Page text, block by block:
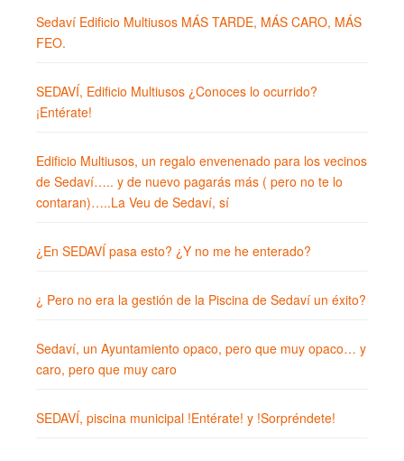
Sedaví Edificio Multiusos MÁS TARDE, MÁS CARO, MÁS
FEO.
SEDAVÍ, Edificio Multiusos ¿Conoces lo ocurrido?
¡Entérate!
Edificio Multiusos, un regalo envenenado para los vecinos
de Sedaví….. y de nuevo pagarás más ( pero no te lo
contaran)…..La Veu de Sedaví, sí
¿En SEDAVÍ pasa esto? ¿Y no me he enterado?
¿ Pero no era la gestión de la Piscina de Sedaví un éxito?
Sedaví, un Ayuntamiento opaco, pero que muy opaco… y
caro, pero que muy caro
SEDAVÍ, piscina municipal !Entérate! y !Sorpréndete!